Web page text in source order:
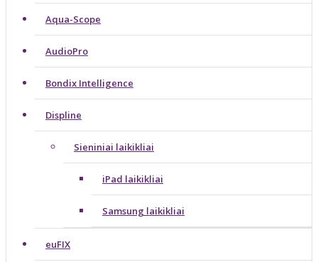
Aqua-Scope
AudioPro
Bondix Intelligence
Displine
Sieniniai laikikliai
iPad laikikliai
Samsung laikikliai
euFIX